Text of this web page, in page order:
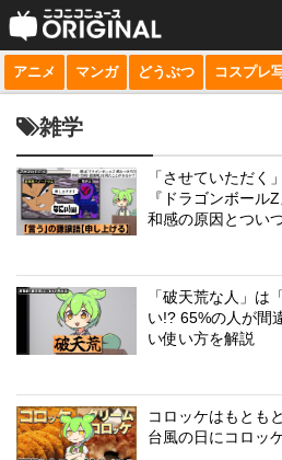
サービス一覧
niconico
動画
生放送
チャンネル
マンガ
アニメ マンガ どうぶつ コスプレ
雑学
「させていただく
『ドラゴンボール
和感の原因とつい
「破天荒な人」は
い!? 65%の人が間
い使い方を解説
コロッケはもとも
台風の日にコロッ